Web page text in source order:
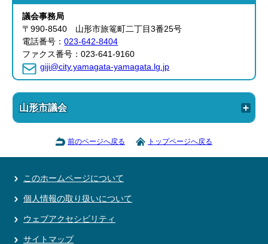
議会事務局
〒990-8540 山形市旅篭町二丁目3番25号
電話番号：023-642-8404
ファクス番号：023-641-9160
giji@city.yamagata-yamagata.lg.jp
山形市議会
前のページへ戻る トップページへ戻る
このホームページについて
個人情報の取り扱いについて
ウェブアクセシビリティ
サイトマップ